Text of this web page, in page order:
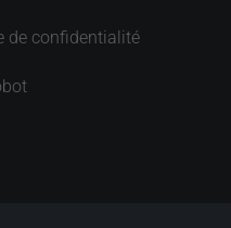
de confidentialité